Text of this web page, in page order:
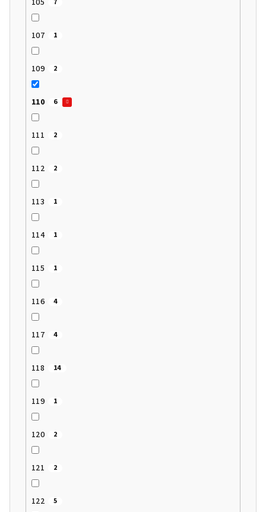
107 1
109 2
110 6
111 2
112 2
113 1
114 1
115 1
116 4
117 4
118 14
119 1
120 2
121 2
122 5